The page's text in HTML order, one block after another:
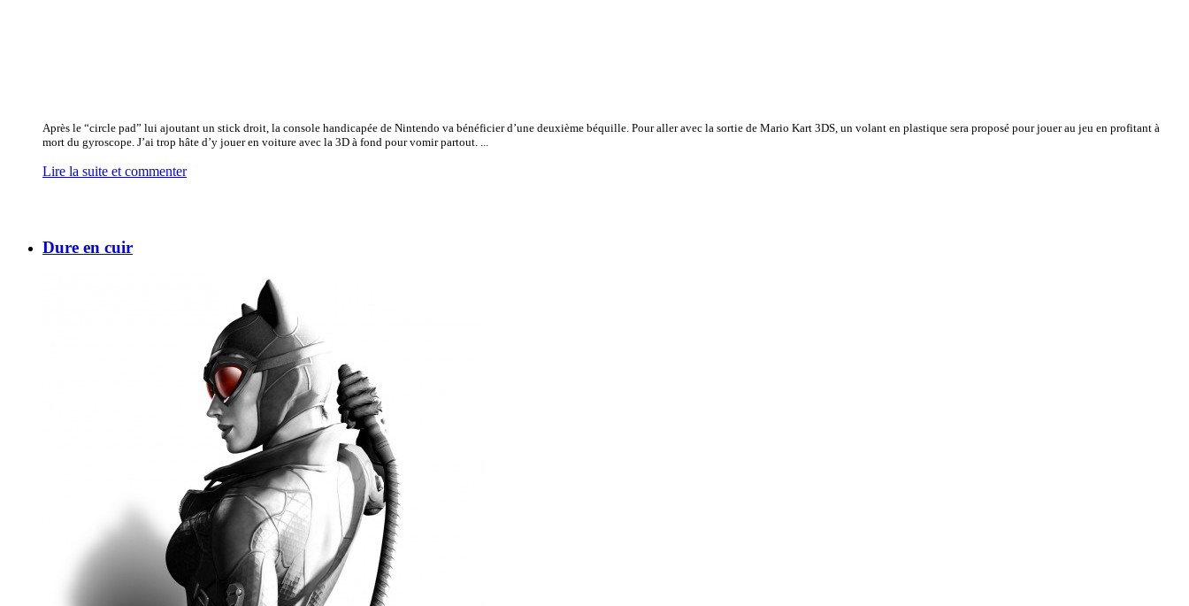
Après le “circle pad” lui ajoutant un stick droit, la console handicapée de Nintendo va bénéficier d’une deuxième béquille. Pour aller avec la sortie de Mario Kart 3DS, un volant en plastique sera proposé pour jouer au jeu en profitant à
mort du gyroscope. J’ai trop hâte d’y jouer en voiture avec la 3D à fond pour vomir partout. ...
Lire la suite et commenter
Dure en cuir